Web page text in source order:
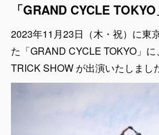
2023年11月23日（木・祝）に東
た「GRAND CYCLE TOKYO」
TRICK SHOW が出演いたしまし